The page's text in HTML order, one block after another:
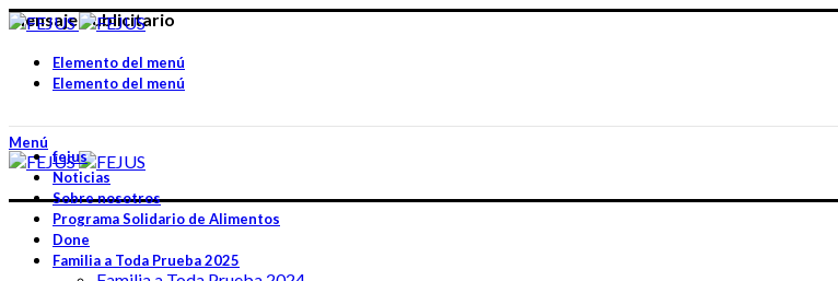
Mensaje publicitario
Elemento del menú
Elemento del menú
Menú
fejus
Noticias
Sobre nosotros
Programa Solidario de Alimentos
Done
Familia a Toda Prueba 2025